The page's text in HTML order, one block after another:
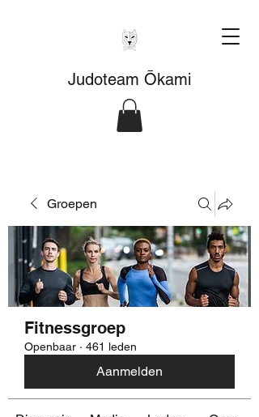
Judoteam Ōkami
Groepen
Fitnessgroep
Openbaar · 461 leden
Aanmelden